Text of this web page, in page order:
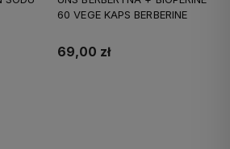
60 VEGE KAPS BERBERINE
69,00 zł